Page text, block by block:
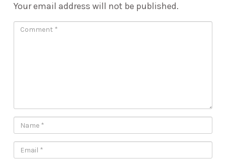
Your email address will not be published.